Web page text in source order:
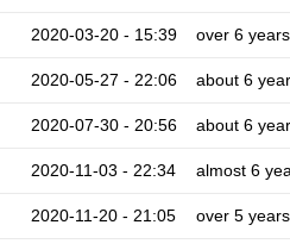
2020-03-20 - 15:39 over 6 years
2020-05-27 - 22:06 about 6
2020-07-30 - 20:56 about 6
2020-11-03 - 22:34 almost 6
2020-11-20 - 21:05 over 5 years